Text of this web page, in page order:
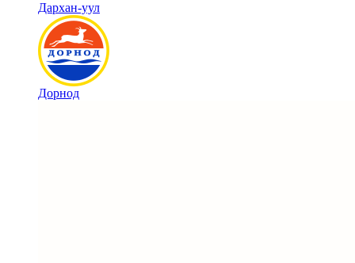
Дархан-уул
Дорнод